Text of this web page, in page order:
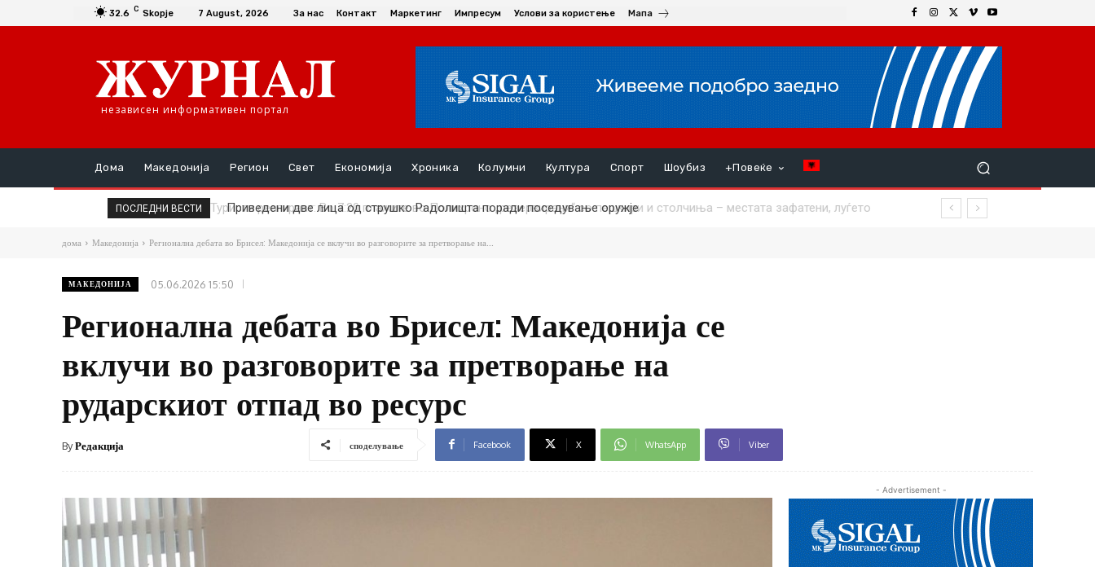
32.6 C Skopje 7 August, 2026 За нас Контакт Маркетинг Импресум Услови за користење Мапа
независен информативен портал
Дома Македонија Регион Свет Економија Хроника Колумни Култура Спорт Шоубиз +Повеќе
ПОСЛЕДНИ ВЕСТИ Приведени две лица од струшко Радолишта поради поседување оружје
дома Македонија Регионална дебата во Брисел: Македонија се вклучи во разговорите за претворање на...
МАКЕДОНИЈА 05.06.2026 15:50
Регионална дебата во Брисел: Македонија се
вклучи во разговорите за претворање на
рударскиот отпад во ресурс
ByРедакција споделување Facebook X WhatsApp Viber
- Advertisement -